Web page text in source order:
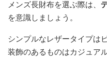
メンズ長財布を選ぶ際は、
を意識しましょう。
シンプルなレザータイプは
装飾のあるものはカジュア